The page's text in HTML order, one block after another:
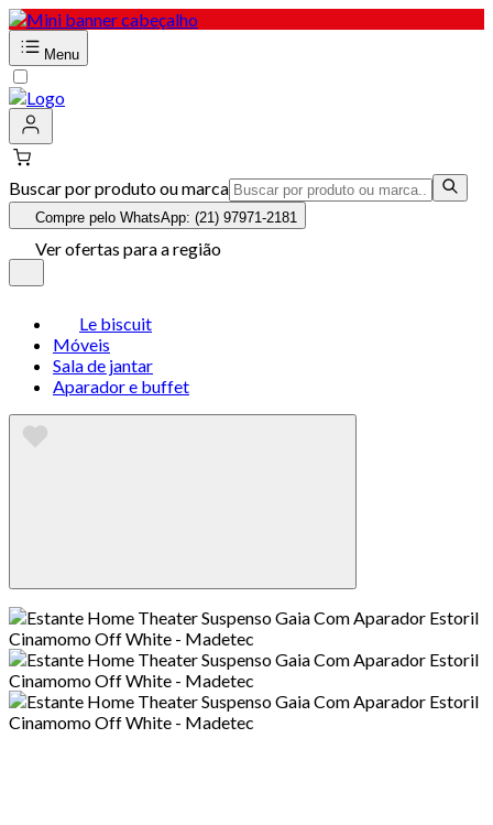
Menu
Buscar por produto ou marca
Compre pelo WhatsApp: (21) 97971-2181
Ver ofertas para a região
Le biscuit
Móveis
Sala de jantar
Aparador e buffet